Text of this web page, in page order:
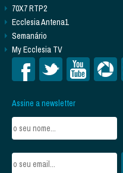
70X7 RTP2
Ecclesia Antena1
Semanário
My Ecclesia TV
Assine a newsletter